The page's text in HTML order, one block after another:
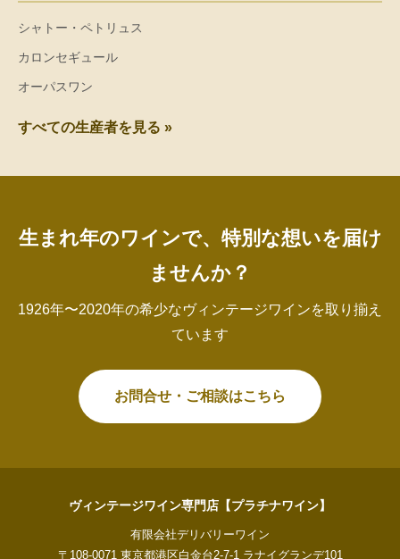
シャトー・ペトリュス
カロンセギュール
オーパスワン
すべての生産者を見る »
生まれ年のワインで、特別な想いを届け
ませんか？
1926年〜2020年の希少なヴィンテージワインを取り揃え
ています
お問合せ・ご相談はこちら
ヴィンテージワイン専門店【プラチナワイン】
有限会社デリバリーワイン
〒108-0071 東京都港区白金台2-7-1 ラナイグランデ101